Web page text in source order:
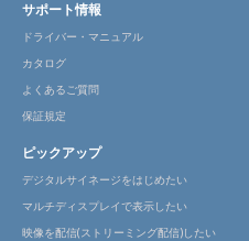
サポート情報
ドライバー・マニュアル
カタログ
よくあるご質問
保証規定
ピックアップ
デジタルサイネージをはじめたい
マルチディスプレイで表示したい
映像を配信(ストリーミング配信)したい